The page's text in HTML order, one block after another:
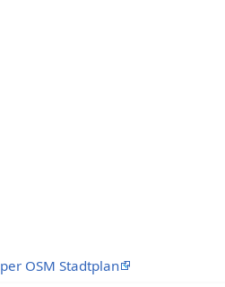
per OSM Stadtplan